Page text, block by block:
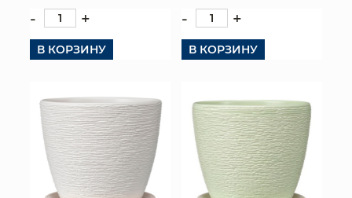
- +
В КОРЗИНУ
- +
В КОРЗИНУ